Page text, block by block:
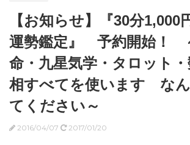
【お知らせ】『30分
運勢鑑定』 予約開始！
命・九星気学・タロット
相すべてを使います な
てください～
2016/04/07 2017/01/20